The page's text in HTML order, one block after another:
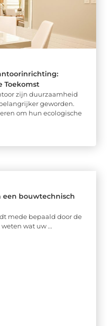
Toekomst
zijn duurzaamheid
geworden.
om hun ecologische
een bouwtechnisch
mede bepaald door de
wat uw ...